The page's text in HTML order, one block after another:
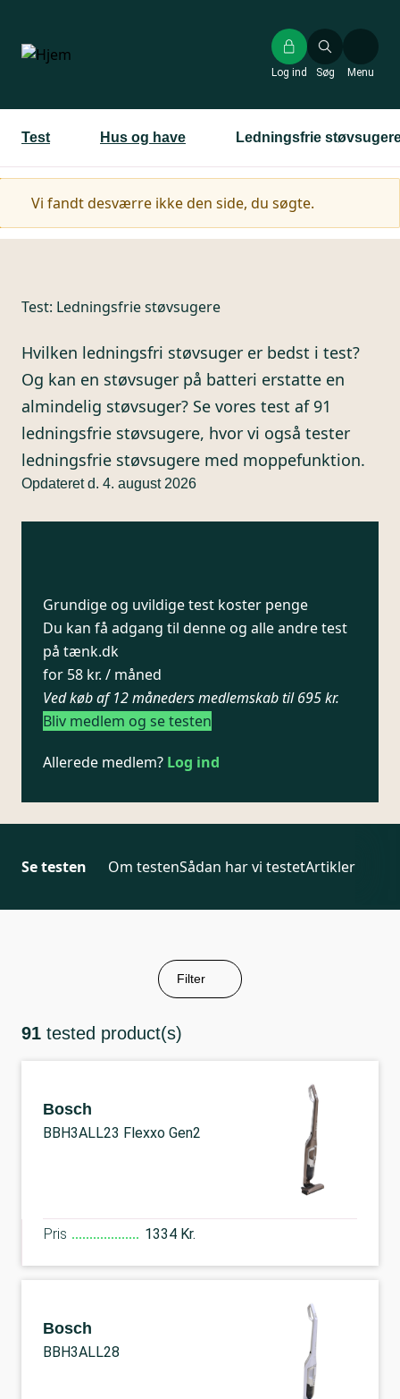
hovedindhold
Søg
Log ind Menu
Test Hus og have Ledningsfrie
Advarselsmeddelelse
Vi fandt desværre ikke den side, du søgte.
Test: Ledningsfrie støvsugere
Hvilken ledningsfri støvsuger er bedst i test?
Og kan en støvsuger på batteri erstatte en
almindelig støvsuger? Se vores test af 91
ledningsfrie støvsugere, hvor vi også tester
ledningsfrie støvsugere med moppefunktion.
Opdateret d. 4. august 2026
Grundige og uvildige test koster penge
Du kan få adgang til denne og alle andre test
på tænk.dk
for 58 kr. / måned
Ved køb af 12 måneders medlemskab til 695 kr.
Bliv medlem og se testen
Allerede medlem? Log ind
Se testen Om testenSådan har vi testetArtikler
Filter
91 tested product(s)
Bosch
BBH3ALL23 Flexxo Gen2
Pris 1334 Kr.
Bosch
BBH3ALL28